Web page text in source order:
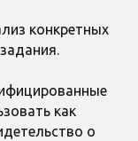
конкретных
как
о